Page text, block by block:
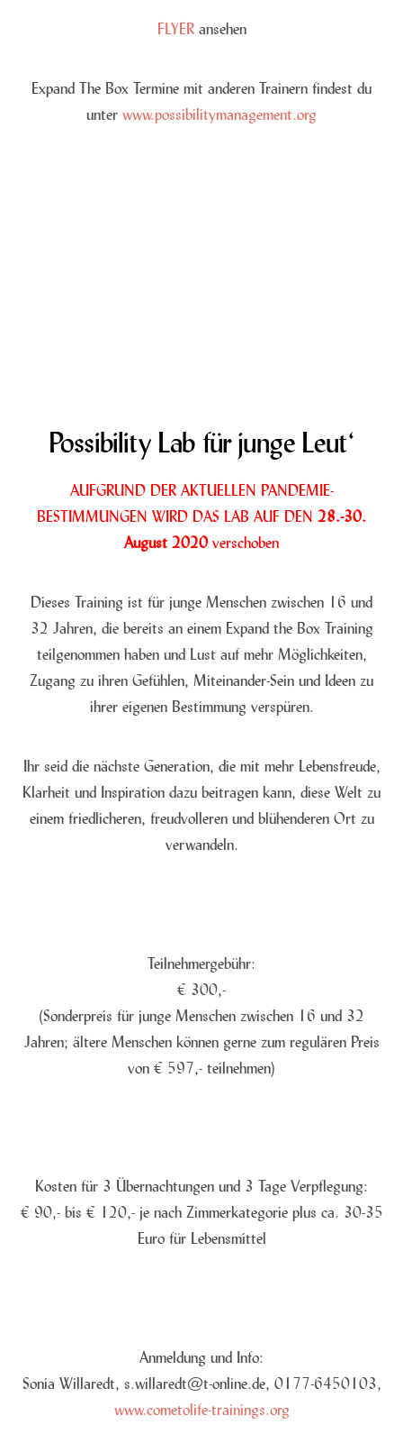
FLYERansehen
Expand The Box Termine mit anderen Trainern findest du
unter www.possibilitymanagement.org
Possibility Lab für junge Leut‘
AUFGRUND DER AKTUELLEN PANDEMIE-
BESTIMMUNGEN WIRD DAS LAB AUF DEN 28.-30.
August 2020 verschoben
Dieses Training ist für junge Menschen zwischen 16 und
32 Jahren, die bereits an einem Expand the Box Training
teilgenommen haben und Lust auf mehr Möglichkeiten,
Zugang zu ihren Gefühlen, Miteinander-Sein und Ideen zu
ihrer eigenen Bestimmung verspüren.
Ihr seid die nächste Generation, die mit mehr Lebensfreude,
Klarheit und Inspiration dazu beitragen kann, diese Welt zu
einem friedlicheren, freudvolleren und blühenderen Ort zu
verwandeln.
Teilnehmergebühr:
€ 300,-
(Sonderpreis für junge Menschen zwischen 16 und 32
Jahren; ältere Menschen können gerne zum regulären Preis
von € 597,- teilnehmen)
Kosten für 3 Übernachtungen und 3 Tage Verpflegung:
€ 90,- bis € 120,- je nach Zimmerkategorie plus ca. 30-35
Euro für Lebensmittel
Anmeldung und Info:
Sonia Willaredt, s.willaredt@t-online.de, 0177-6450103,
www.cometolife-trainings.org